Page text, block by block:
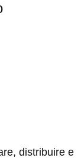
distribuire e